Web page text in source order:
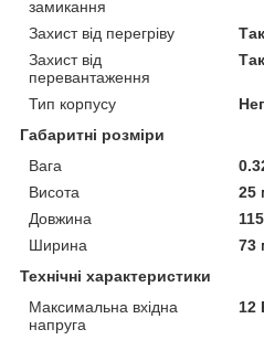
замикання
Захист від перегріву
Так
Захист від
перевантаження
Так
Тип корпусу
Габаритні розміри
Вага
Висота
25
Довжина
Ширина
73
Технічні характеристики
Максимальна вхідна
напруга
12